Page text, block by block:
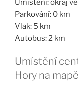
Umístění: okraj
Parkování: 0 km
Vlak: 5 km
Autobus: 2 km
Umístění
Hory na